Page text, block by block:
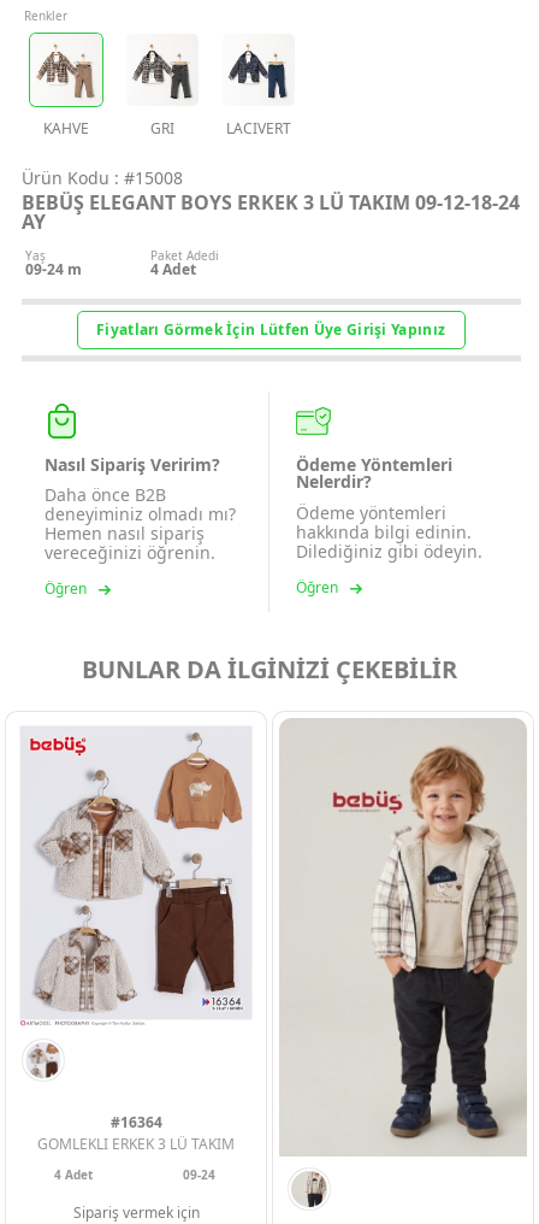
Giriş Yap
Ürün Kodu : #15008
BEBÜŞ ELEGANT BOYS ERKEK 3 LÜ TAKIM 09-12-18-24
AY
Yaş
09-24 m
Paket Adedi
4Adet
Renkler
KAHVE GRI LACIVERT
Fiyatları Görmek İçin Lütfen Üye Girişi Yapınız
Nasıl Sipariş Veririm?
Daha önce B2B
deneyiminiz olmadı mı?
Hemen nasıl sipariş
vereceğinizi öğrenin.
Öğren
Ödeme Yöntemleri
Nelerdir?
Ödeme yöntemleri
hakkında bilgi edinin.
Dilediğiniz gibi ödeyin.
Öğren
BUNLAR DA İLGİNİZİ ÇEKEBİLİR
#16364
GOMLEKLI ERKEK 3 LÜ TAKIM
4 Adet 09-24
Sipariş vermek için